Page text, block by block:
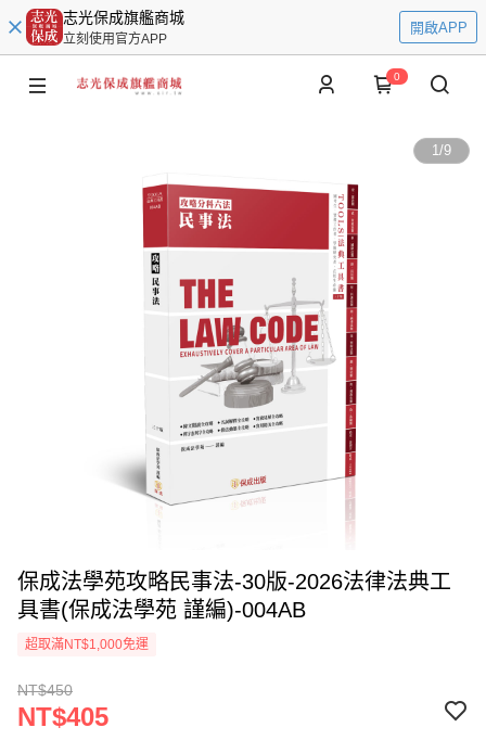
志光保成旗艦商城
立刻使用官方APP
開啟APP
0
1/9
保成法學苑攻略民事法-30版-2026法律法典工
具書(保成法學苑 謹編)-004AB
超取滿NT$1,000免運
NT$450
NT$405